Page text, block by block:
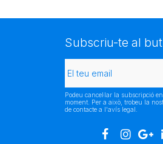
Subscriu-te al
Podeu cancel·lar la subscripció
moment. Per a això, trobeu la
de contacte a l'avís legal.